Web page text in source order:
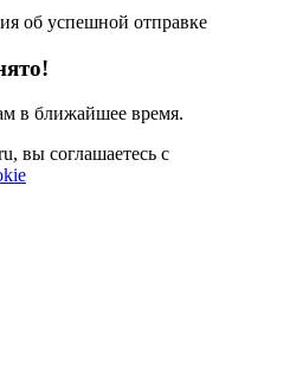
об успешной отправке
в ближайшее время.
вы соглашаетесь с